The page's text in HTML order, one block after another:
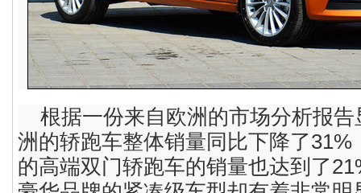
根据一份来自欧洲的市场分析报
洲的轿跑车整体销量同比下降了31%
的高端双门轿跑车的销量也达到了